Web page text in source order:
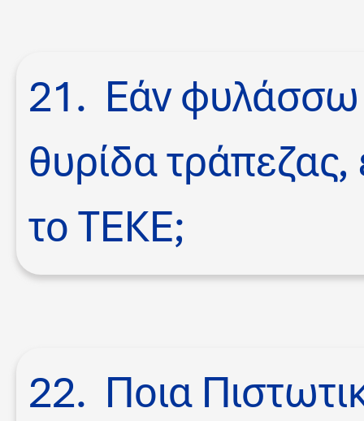
21. Εάν φυλάσσω
θυρίδα τράπεζας,
το TEKE;
22. Ποια